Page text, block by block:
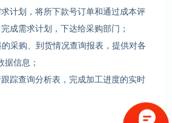
计划，将所下款号订单和通过成本评
成需求计划，下达给采购部门；
采购、到货情况查询报表，提供对各
信息；
踪查询分析表，完成加工进度的实时